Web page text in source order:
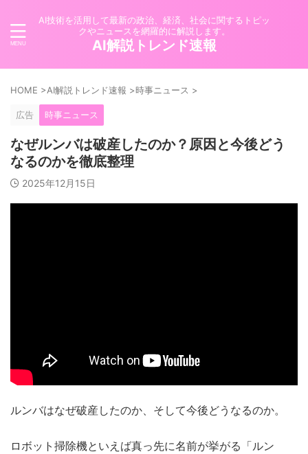
AI技術を活用して最新の政治、経済、社会に関するトピッ
クやニュースを網羅的に解説します。
AI解説トレンド速報
HOME >AI解説トレンド速報 >時事ニュース >
広告 時事ニュース
なぜルンバは破産したのか？原因と今後どう
なるのかを徹底整理
2025年12月15日
ルンバはなぜ破産したのか、そして今後どうなるのか。
ロボット掃除機といえば真っ先に名前が挙がる「ルン